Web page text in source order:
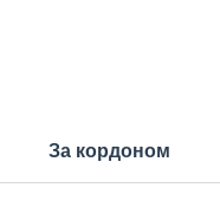
За кордоном